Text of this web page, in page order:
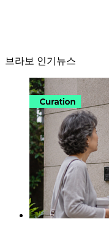
브라보 인기뉴스